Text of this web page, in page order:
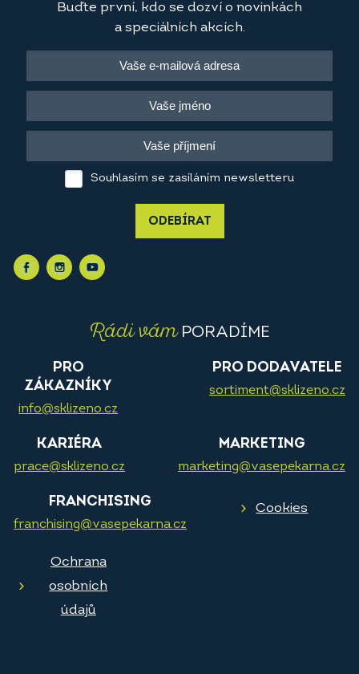
Buďte první, kdo se dozví o novinkách
a speciálních akcích.
Souhlasím se zasíláním newsletteru
ODEBÍRAT
Rádi vámPORADÍME
PRO
ZÁKAZNÍKY
info@sklizeno.cz
PRO DODAVATELE
sortiment@sklizeno.cz
KARIÉRA
prace@sklizeno.cz
MARKETING
marketing@vasepekarna.cz
FRANCHISING
franchising@vasepekarna.cz
Cookies
Ochrana
osobních
údajů